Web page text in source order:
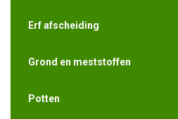
Erf afscheiding
Grond en meststoffen
Potten